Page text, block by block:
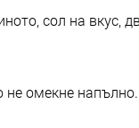
сол на вкус,
не омекне напълно.